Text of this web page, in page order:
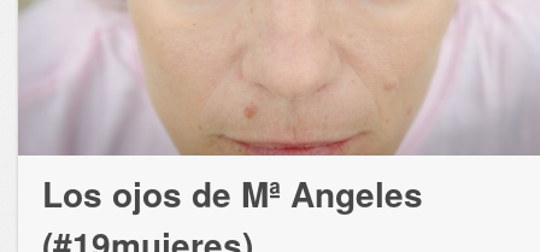
Los ojos de Mª Angeles